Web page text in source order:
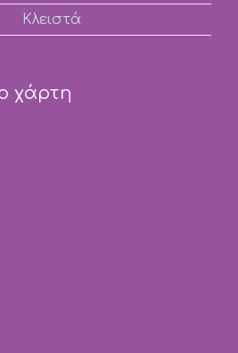
Κλειστά
χάρτη